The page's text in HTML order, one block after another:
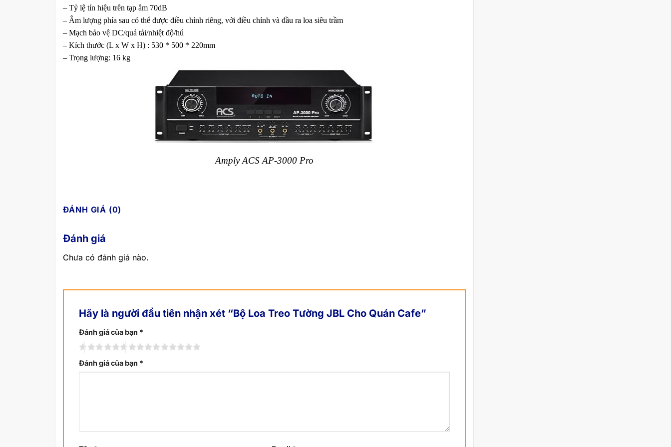
– Tỷ lệ tín hiệu trên tạp âm 70dB
– Âm lượng phía sau có thể được điều chỉnh riêng, với điều chỉnh và đầu ra loa siêu trầm
– Mạch bảo vệ DC/quá tải/nhiệt độ/hú
– Kích thước (L x W x H) : 530 * 500 * 220mm
– Trọng lượng: 16 kg
Amply ACS AP-3000 Pro
ĐÁNH GIÁ (0)
Đánh giá
Chưa có đánh giá nào.
Hãy là người đầu tiên nhận xét “Bộ Loa Treo Tường JBL Cho Quán Cafe”
Đánh giá của bạn *
Đánh giá của bạn *